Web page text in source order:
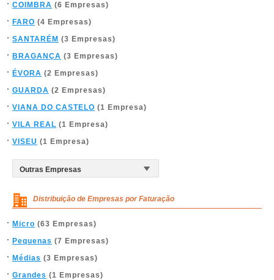
COIMBRA (6 Empresas)
FARO (4 Empresas)
SANTARÉM (3 Empresas)
BRAGANÇA (3 Empresas)
ÉVORA (2 Empresas)
GUARDA (2 Empresas)
VIANA DO CASTELO (1 Empresa)
VILA REAL (1 Empresa)
VISEU (1 Empresa)
Distribuição de Empresas por Faturação
Micro (63 Empresas)
Pequenas (7 Empresas)
Médias (3 Empresas)
Grandes (1 Empresas)